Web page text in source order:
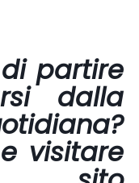
partire
dalla
visitare